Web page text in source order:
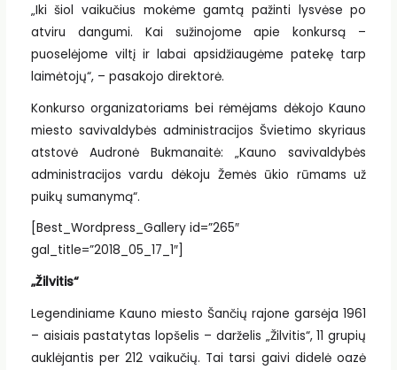
„Iki šiol vaikučius mokėme gamtą pažinti lysvėse po
atviru dangumi. Kai sužinojome apie konkursą –
puoselėjome viltį ir labai apsidžiaugėme patekę tarp
laimėtojų“, – pasakojo direktorė.
Konkurso organizatoriams bei rėmėjams dėkojo Kauno
miesto savivaldybės administracijos Švietimo skyriaus
atstovė Audronė Bukmanaitė: „Kauno savivaldybės
administracijos vardu dėkoju Žemės ūkio rūmams už
puikų sumanymą“.
[Best_Wordpress_Gallery id=”265″
gal_title=”2018_05_17_1″]
„Žilvitis“
Legendiniame Kauno miesto Šančių rajone garsėja 1961
– aisiais pastatytas lopšelis – darželis „Žilvitis“, 11 grupių
auklėjantis per 212 vaikučių. Tai tarsi gaivi didelė oazė